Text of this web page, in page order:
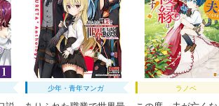
少年・青年マンガ ラノベ